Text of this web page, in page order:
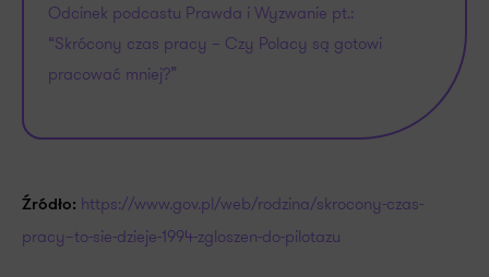
Odcinek podcastu Prawda i Wyzwanie pt.:
“Skrócony czas pracy – Czy Polacy są gotowi
pracować mniej?”
Źródło: https://www.gov.pl/web/rodzina/skrocony-czas-
pracy–to-sie-dzieje-1994-zgloszen-do-pilotazu